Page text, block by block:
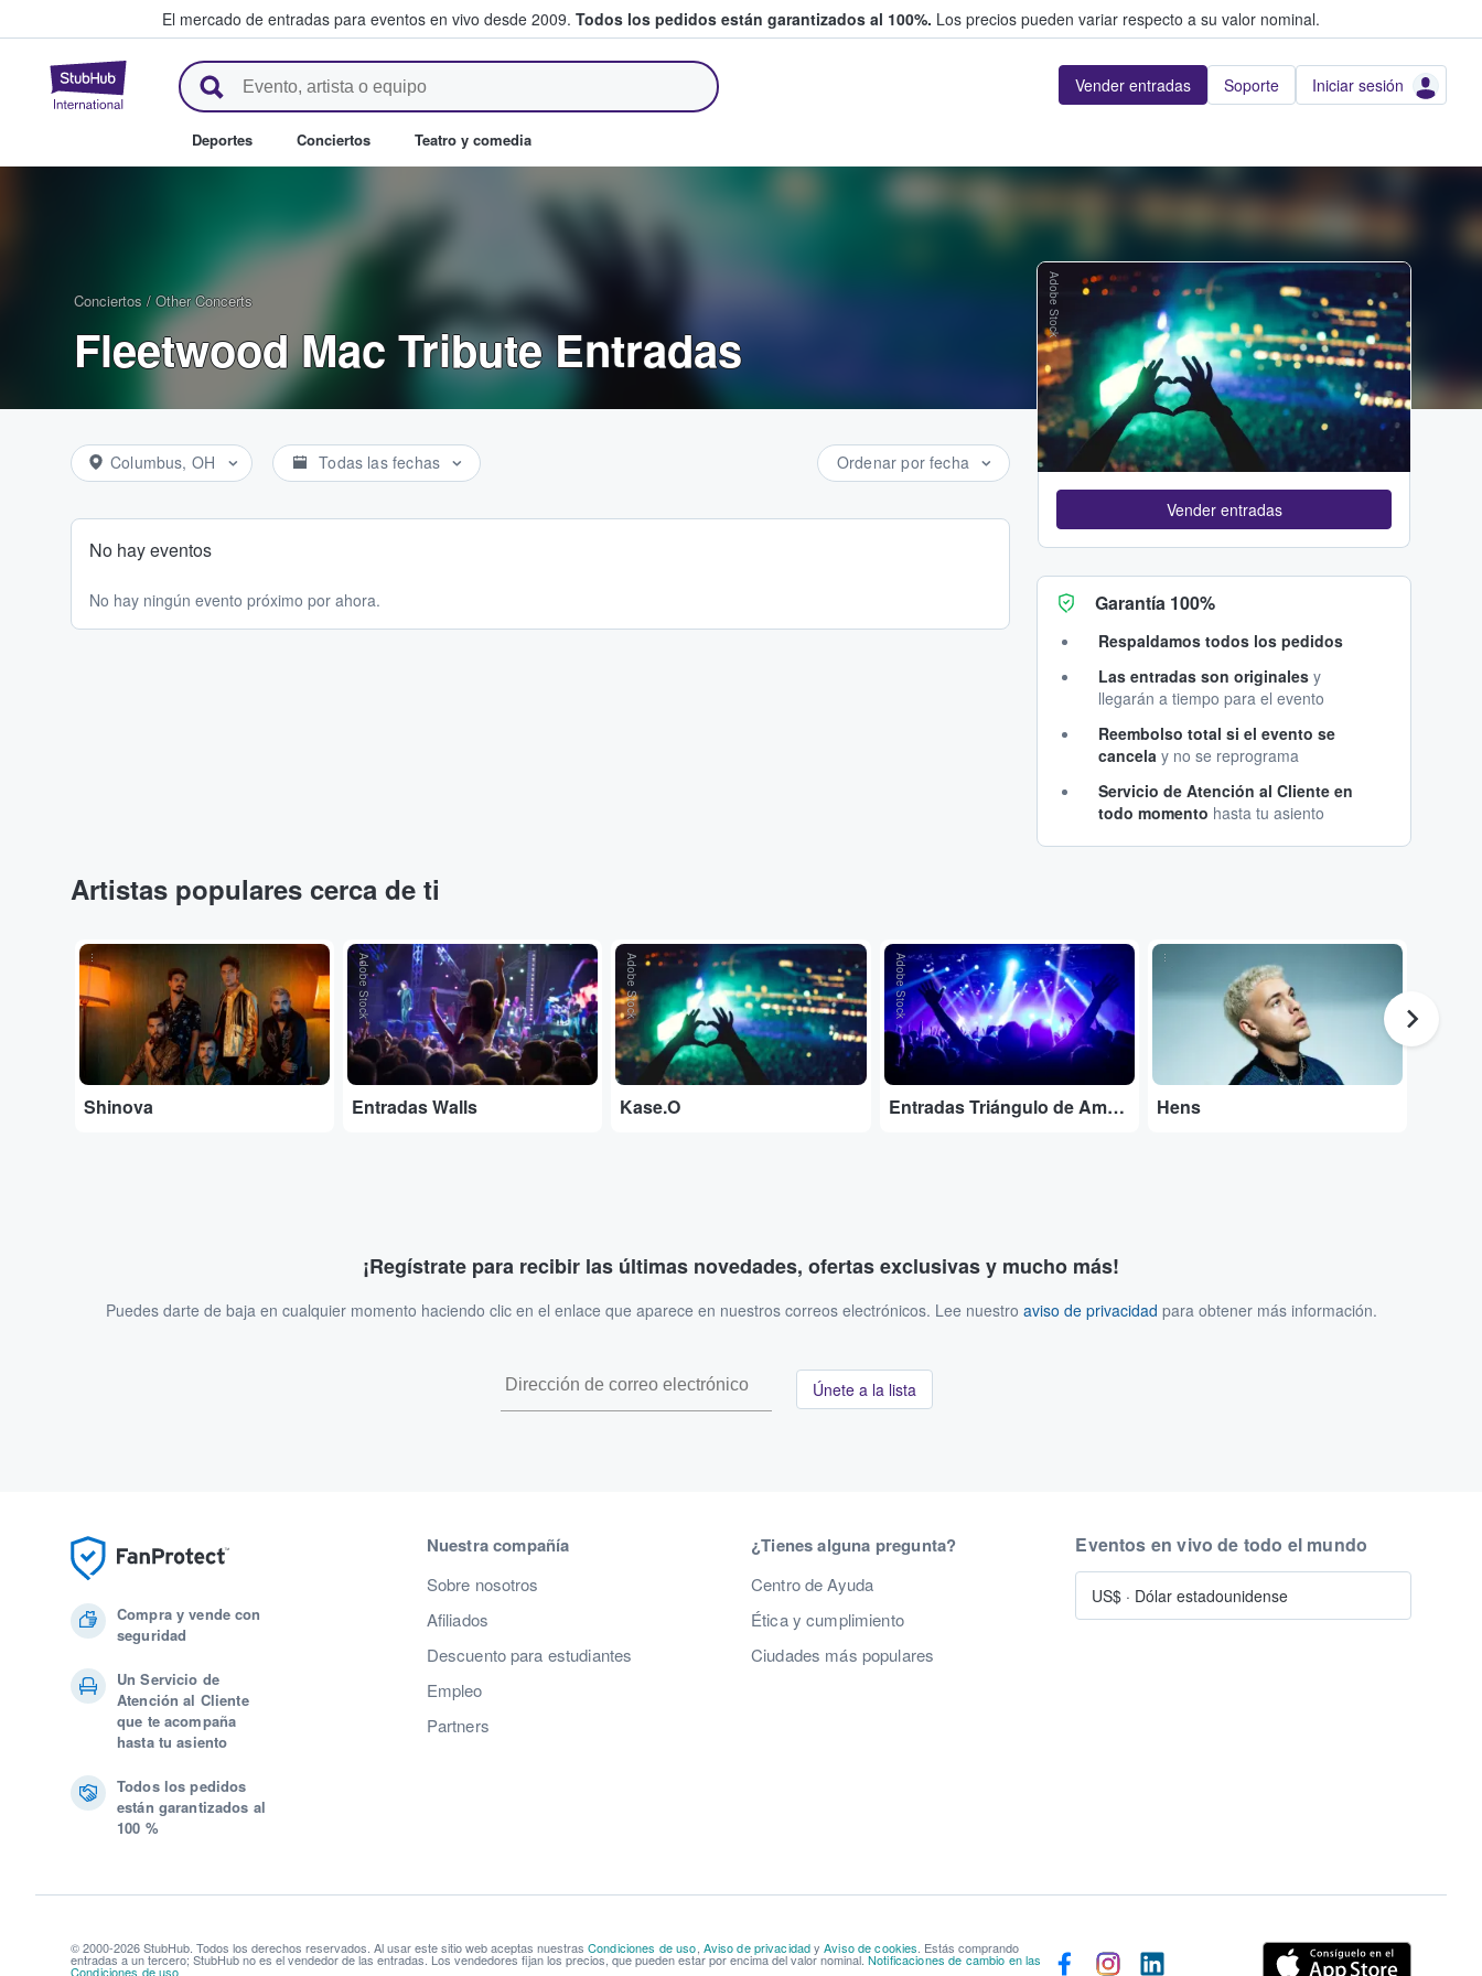
El mercado de entradas para eventos en vivo desde 2009. Todos los pedidos están garantizados al 100%. Los precios pueden variar respecto a su valor nominal.
StubHub: compra y venta de entradas entre fans Vender entradas Soporte Iniciar sesión
Deportes Conciertos Teatro y comedia
Conciertos / Other Concerts
Fleetwood Mac Tribute Entradas
Columbus, OH Todas las fechas Ordenar por fecha
No hay eventos
No hay ningún evento próximo por ahora.
Adobe Stock
Vender entradas
Garantía 100%
Respaldamos todos los pedidos
Las entradas son originales y
llegarán a tiempo para el evento
Reembolso total si el evento se
cancela y no se reprograma
Servicio de Atención al Cliente en
todo momento hasta tu asiento
Artistas populares cerca de ti
...
Shinova
Adobe Stock
Entradas Walls
Adobe Stock
Kase.O
Adobe Stock
Entradas Triángulo de Amor Bizarro
...
Hens
¡Regístrate para recibir las últimas novedades, ofertas exclusivas y mucho más!
Puedes darte de baja en cualquier momento haciendo clic en el enlace que aparece en nuestros correos electrónicos. Lee nuestro aviso de privacidad para obtener más información.
Únete a la lista
Compra y vende con
seguridad
Un Servicio de
Atención al Cliente
que te acompaña
hasta tu asiento
Todos los pedidos
están garantizados al
100 %
Nuestra compañía
Sobre nosotros
Afiliados
Descuento para estudiantes
Empleo
Partners
¿Tienes alguna pregunta?
Centro de Ayuda
Ética y cumplimiento
Ciudades más populares
Eventos en vivo de todo el mundo
US$ · Dólar estadounidense
© 2000-2026 StubHub. Todos los derechos reservados. Al usar este sitio web aceptas nuestras Condiciones de uso Aviso de privacidadyAviso de cookies . Estás comprando
entradas a un tercero; StubHub no es el vendedor de las entradas. Los vendedores fijan los precios, que pueden estar por encima del valor nominal. Notificaciones de cambio en las
Condiciones de uso